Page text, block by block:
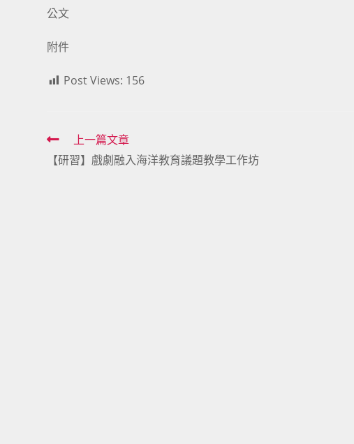
公文
附件
Post Views: 156
Read
more
上一篇文章
【研習】戲劇融入海洋教育議題教學工作坊